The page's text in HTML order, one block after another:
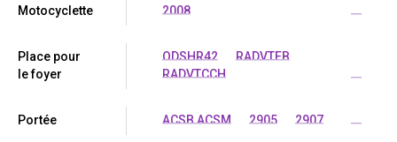
Motocyclette 2008 ...
Place pour
le foyer
ODSHR42
RADVTEB
RADVTCCH
...
Portée ACSB ACSM 2905 2907 ...